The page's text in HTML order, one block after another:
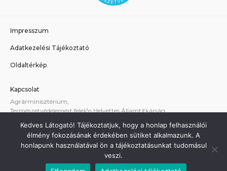
Impresszum
Adatkezelési Tájékoztató
Oldaltérkép
Kapcsolat
Agrárminisztérium,
Természetvédelemért felelős Helyettes Államtitkárság
A weboldallal kapcsolatos technikai támogatás:
termeszetvedelem@am.gov.hu
Kedves Látogató! Tájékoztatjuk, hogy a honlap felhasználói
élmény fokozásának érdekében sütiket alkalmazunk. A
honlapunk használatával ön a tájékoztatásunkat tudomásul
veszi.